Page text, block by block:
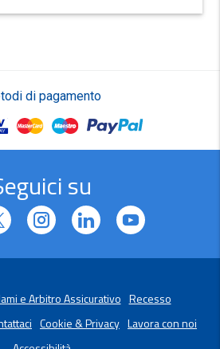
di pagamento
su
e Arbitro Assicurativo Recesso
Cookie & Privacy Lavora con noi